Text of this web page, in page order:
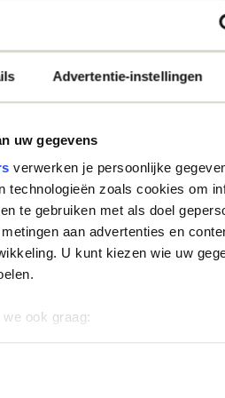
Advertentie-instellingen
uw gegevens
verwerken je persoonlijke
technologieën zoals cookies om
te gebruiken met als doel
aan advertenties en
U kunt kiezen wie uw
ook graag:
door het actief te scannen op
ik een paar foto's en upload ik
mag
in aanzien bij mij.